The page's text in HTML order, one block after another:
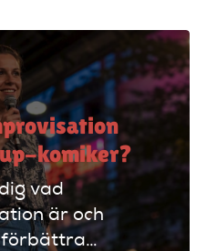
komiker?
vad
är och
förbättrar